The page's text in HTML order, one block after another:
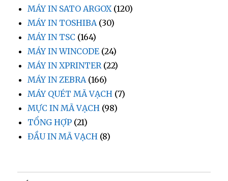
MÁY IN SATO ARGOX (120)
MÁY IN TOSHIBA (30)
MÁY IN TSC (164)
MÁY IN WINCODE (24)
MÁY IN XPRINTER (22)
MÁY IN ZEBRA (166)
MÁY QUÉT MÃ VẠCH (7)
MỰC IN MÃ VẠCH (98)
TỔNG HỢP (21)
ĐẦU IN MÃ VẠCH (8)